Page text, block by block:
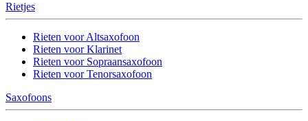
Rietjes
Rieten voor Altsaxofoon
Rieten voor Klarinet
Rieten voor Sopraansaxofoon
Rieten voor Tenorsaxofoon
Saxofoons